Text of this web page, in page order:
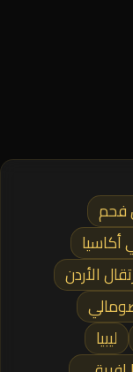
الأردن
ليبيا